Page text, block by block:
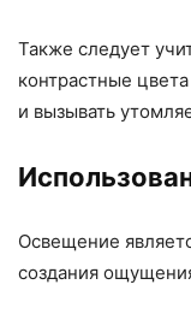
Также следует
контрастные
и вызывать
Освещение
создания